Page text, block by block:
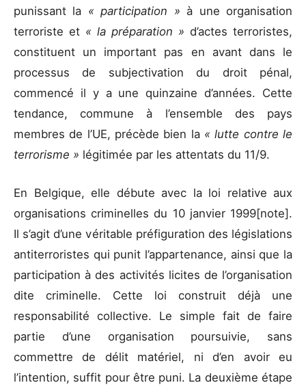
punissant la « participation » à une organisation
terroriste et « la préparation » d’actes terroristes,
constituent un important pas en avant dans le
processus de subjectivation du droit pénal,
commencé il y a une quinzaine d’années. Cette
tendance, commune à l’ensemble des pays
membres de l’UE, précède bien la « lutte contre le
terrorisme » légitimée par les attentats du 11/9.
En Belgique, elle débute avec la loi relative aux
organisations criminelles du 10 janvier 1999[note].
Il s’agit d’une véritable préfiguration des législations
antiterroristes qui punit l’appartenance, ainsi que la
participation à des activités licites de l’organisation
dite criminelle. Cette loi construit déjà une
responsabilité collective. Le simple fait de faire
partie d’une organisation poursuivie, sans
commettre de délit matériel, ni d’en avoir eu
l’intention, suffit pour être puni. La deuxième étape